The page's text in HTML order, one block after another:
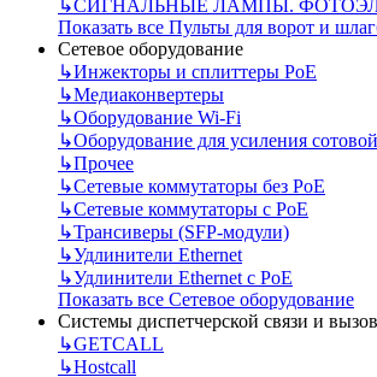
↳СИГНАЛЬНЫЕ ЛАМПЫ.
Показать все Пульты для ворот и
Сетевое оборудование
↳Инжекторы и сплиттеры РоЕ
↳Медиаконвертеры
↳Оборудование Wi-Fi
↳Оборудование для усиления
↳Прочее
↳Сетевые коммутаторы без РоЕ
↳Сетевые коммутаторы с РоЕ
↳Трансиверы (SFP-модули)
↳Удлинители Ethernet
↳Удлинители Ethernet с PoE
Показать все Сетевое оборудование
Системы диспетчерской связи и
↳GETCALL
↳Hostcall